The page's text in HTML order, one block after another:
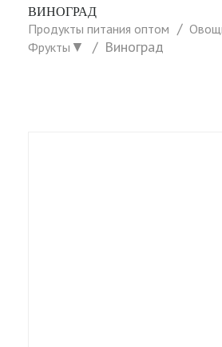
ВИНОГРАД
Продукты питания оптом
Фрукты ▼ Виноград